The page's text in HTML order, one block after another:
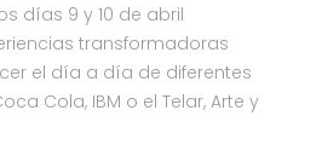
días 9 y 10 de abril
transformadoras
el día a día de diferentes
Cola, IBM o el Telar, Arte y